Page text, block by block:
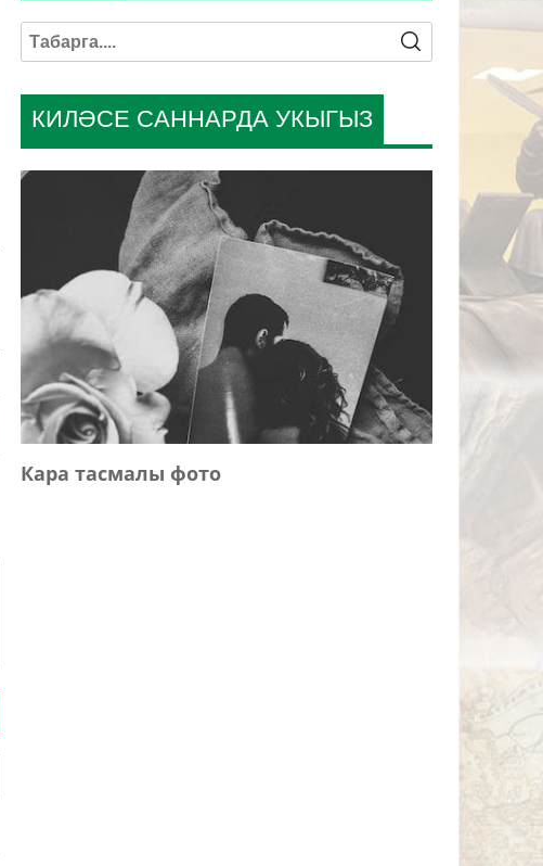
КИЛӘСЕ САННАРДА УКЫГЫЗ
Кара тасмалы фото